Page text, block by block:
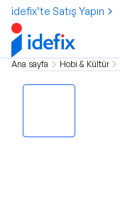
idefix’te Satış Yapın
Ana sayfa Hobi & Kültür